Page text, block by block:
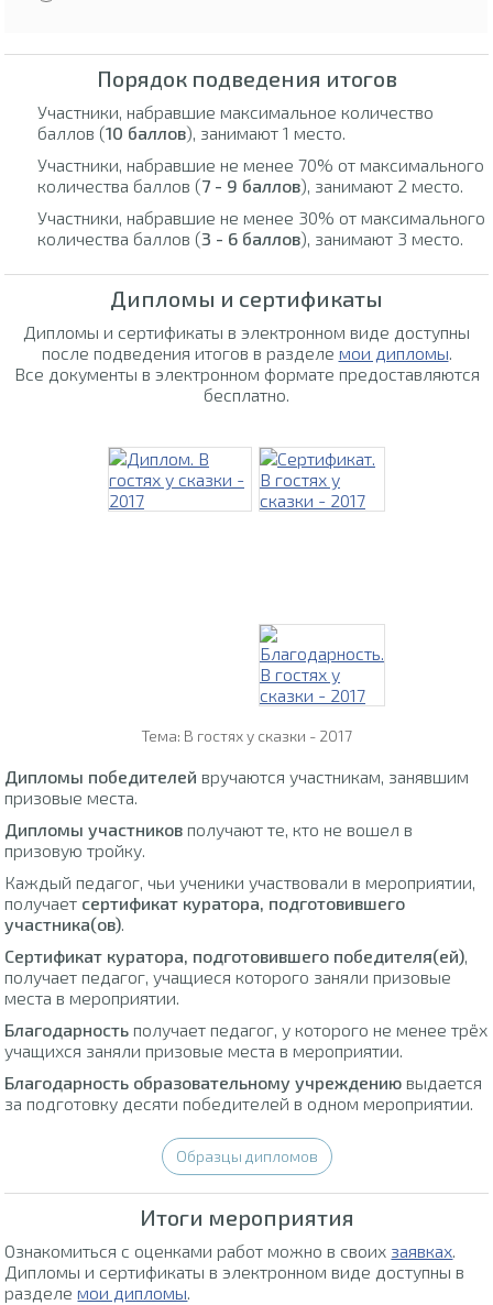
Порядок подведения итогов
Участники, набравшие максимальное количество
баллов (10 баллов), занимают 1 место.
Участники, набравшие не менее 70% от максимального
количества баллов (7 - 9 баллов), занимают 2 место.
Участники, набравшие не менее 30% от максимального
количества баллов (3 - 6 баллов), занимают 3 место.
Дипломы и сертификаты
Дипломы и сертификаты в электронном виде доступны
после подведения итогов в разделе мои дипломы.
Все документы в электронном формате предоставляются
бесплатно.
Тема: В гостях у сказки - 2017
Дипломы победителей вручаются участникам, занявшим
призовые места.
Дипломы участников получают те, кто не вошел в
призовую тройку.
Каждый педагог, чьи ученики участвовали в мероприятии,
получает сертификат куратора, подготовившего
участника(ов).
Сертификат куратора, подготовившего победителя(ей),
получает педагог, учащиеся которого заняли призовые
места в мероприятии.
Благодарность получает педагог, у которого не менее трёх
учащихся заняли призовые места в мероприятии.
Благодарность образовательному учреждению выдается
за подготовку десяти победителей в одном мероприятии.
Образцы дипломов
Итоги мероприятия
Ознакомиться с оценками работ можно в своих заявках.
Дипломы и сертификаты в электронном виде доступны в
разделемои дипломы.